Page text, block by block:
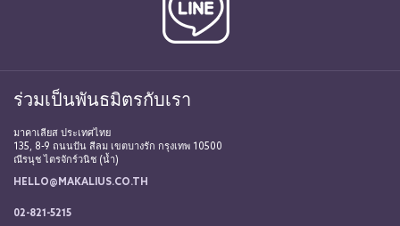
ร่วมเป็นพันธมิตรกับเรา
มาคาเลียส ประเทศไทย
135, 8-9 ถนนปัน สีลม เขตบางรัก กรุงเทพ 10500
ณีรนุช ไตรจักร์วนิช (น้ำ)
HELLO@MAKALIUS.CO.TH
02-821-5215